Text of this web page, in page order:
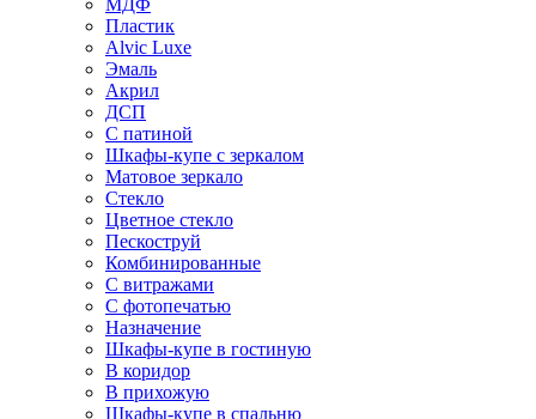
МДФ
Пластик
Alvic Luxe
Эмаль
Акрил
ДСП
С патиной
Шкафы-купе с зеркалом
Матовое зеркало
Стекло
Цветное стекло
Пескоструй
Комбинированные
С витражами
С фотопечатью
Назначение
Шкафы-купе в гостиную
В коридор
В прихожую
Шкафы-купе в спальню